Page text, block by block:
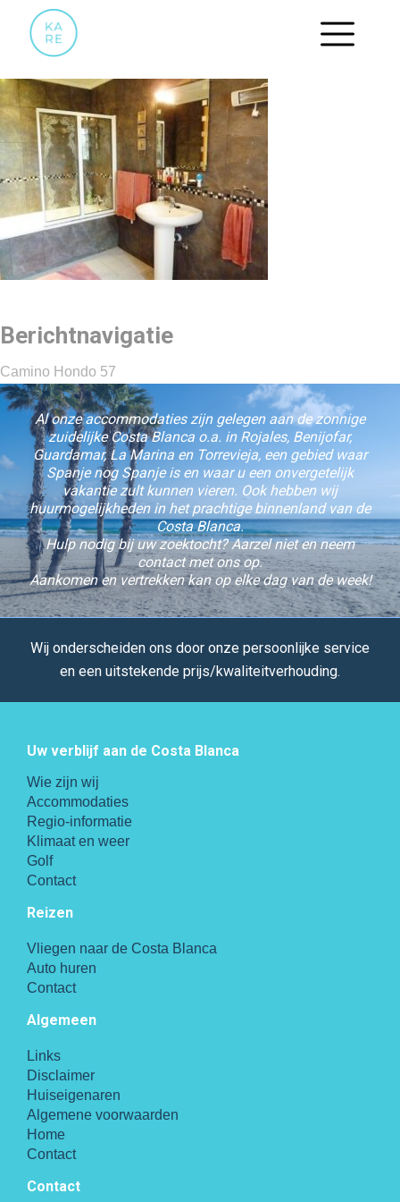
09 GROTE 2DE BADKAMER
Berichtnavigatie
Camino Hondo 57
Al onze accommodaties zijn gelegen aan de zonnige
zuidelijke Costa Blanca o.a. in Rojales, Benijofar,
Guardamar, La Marina en Torrevieja, een gebied waar
Spanje nog Spanje is en waar u een onvergetelijk
vakantie zult kunnen vieren. Ook hebben wij
huurmogelijkheden in het prachtige binnenland van de
Costa Blanca.
Hulp nodig bij uw zoektocht? Aarzel niet en neem
contact met ons op.
Aankomen en vertrekken kan op elke dag van de week!
Wij onderscheiden ons door onze persoonlijke service
en een uitstekende prijs/kwaliteitverhouding.
Uw verblijf aan de Costa Blanca
Wie zijn wij
Accommodaties
Regio-informatie
Klimaat en weer
Golf
Contact
Reizen
Vliegen naar de Costa Blanca
Auto huren
Contact
Algemeen
Links
Disclaimer
Huiseigenaren
Algemene voorwaarden
Home
Contact
Contact